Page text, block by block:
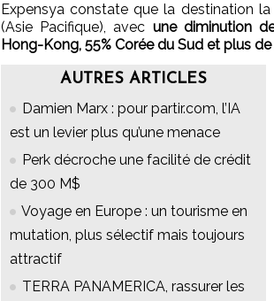
Expensya constate que la destination
(Asie Pacifique), avec une diminution
Hong-Kong, 55% Corée du Sud et plus
AUTRES ARTICLES
Damien Marx : pour partir.com, l’IA
est un levier plus qu’une menace
Perk décroche une facilité de crédit
de 300 M$
Voyage en Europe : un tourisme en
mutation, plus sélectif mais toujours
attractif
TERRA PANAMERICA, rassurer les